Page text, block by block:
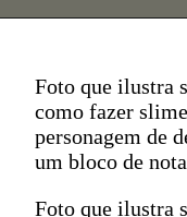
Foto que ilustra
como fazer
personagem de
um bloco de
Foto que ilustra